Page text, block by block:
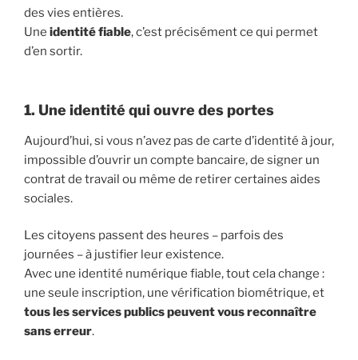
des vies entières.
Une identité fiable, c’est précisément ce qui permet
d’en sortir.
1. Une identité qui ouvre des portes
Aujourd’hui, si vous n’avez pas de carte d’identité à jour,
impossible d’ouvrir un compte bancaire, de signer un
contrat de travail ou même de retirer certaines aides
sociales.
Les citoyens passent des heures – parfois des
journées – à justifier leur existence.
Avec une identité numérique fiable, tout cela change :
une seule inscription, une vérification biométrique, et
tous les services publics peuvent vous reconnaître
sans erreur.